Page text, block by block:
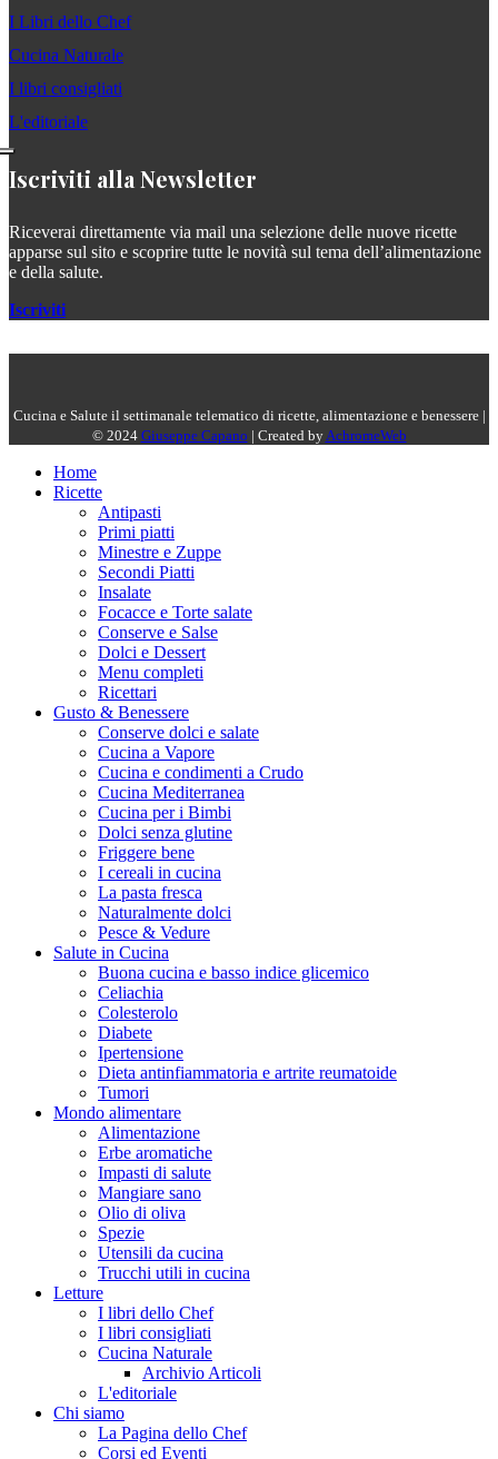
I Libri dello Chef
Cucina Naturale
I libri consigliati
L'editoriale
Iscriviti alla Newsletter
Riceverai direttamente via mail una selezione delle nuove ricette
apparse sul sito e scoprire tutte le novità sul tema dell’alimentazione
e della salute.
Iscriviti
Cucina e Salute il settimanale telematico di ricette, alimentazione e benessere |
© 2024 Giuseppe Capano | Created byAchromeWeb
Home
Ricette
Antipasti
Primi piatti
Minestre e Zuppe
Secondi Piatti
Insalate
Focacce e Torte salate
Conserve e Salse
Dolci e Dessert
Menu completi
Ricettari
Gusto & Benessere
Conserve dolci e salate
Cucina a Vapore
Cucina e condimenti a Crudo
Cucina Mediterranea
Cucina per i Bimbi
Dolci senza glutine
Friggere bene
I cereali in cucina
La pasta fresca
Naturalmente dolci
Pesce & Vedure
Salute in Cucina
Buona cucina e basso indice glicemico
Celiachia
Colesterolo
Diabete
Ipertensione
Dieta antinfiammatoria e artrite reumatoide
Tumori
Mondo alimentare
Alimentazione
Erbe aromatiche
Impasti di salute
Mangiare sano
Olio di oliva
Spezie
Utensili da cucina
Trucchi utili in cucina
Letture
I libri dello Chef
I libri consigliati
Cucina Naturale
Archivio Articoli
L'editoriale
Chi siamo
La Pagina dello Chef
Corsi ed Eventi